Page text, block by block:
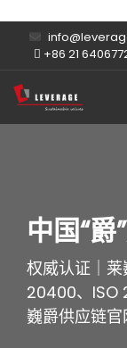
+86 21
中国“爵
权威认证｜
20400、ISO
巍爵供应链官